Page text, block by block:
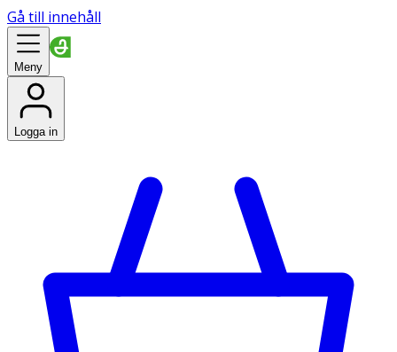
Gå till innehåll
Meny
Logga in